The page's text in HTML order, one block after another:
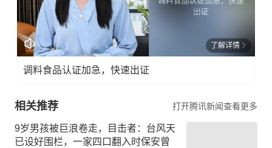
了解详情
调料食品认证加急，快速出证
相关推荐 打开腾讯新闻查看更多
9岁男孩被巨浪卷走，目击者：台风天
已设好围栏，一家四口翻入时保安曾